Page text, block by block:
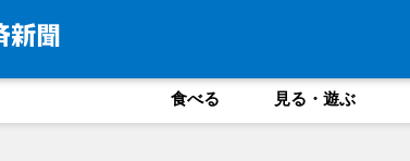
食べる 見る・遊ぶ